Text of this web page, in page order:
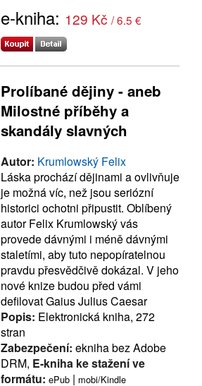
e-kniha: 129 Kč / 6.5 €
Prolíbané dějiny - aneb
Milostné příběhy a
skandály slavných
Autor: Krumlowský Felix
Láska prochází dějinami a ovlivňuje
je možná víc, než jsou seriózní
historici ochotni připustit. Oblíbený
autor Felix Krumlowský vás
provede dávnými i méně dávnými
staletími, aby tuto nepopíratelnou
pravdu přesvědčivě dokázal. V jeho
nové knize budou před vámi
defilovat Gaius Julius Caesar
Popis: Elektronická kniha, 272
stran
Zabezpečení: ekniha bez Adobe
DRM, E-kniha ke stažení ve
formátu: ePub | mobi/Kindle